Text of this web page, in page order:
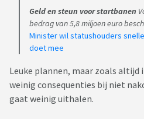
Geld en steun voor startbanen
bedrag van 5,8 miljoen euro
Minister wil statushouders
doet mee
Leuke plannen, maar zoals altijd
weinig consequenties bij niet
gaat weinig uithalen.